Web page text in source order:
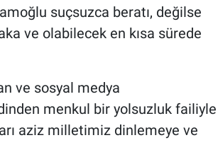
suçsuzca beratı, değilse
ve olabilecek en kısa sürede
ve sosyal medya
menkul bir yolsuzluk failiyle
aziz milletimiz dinlemeye ve